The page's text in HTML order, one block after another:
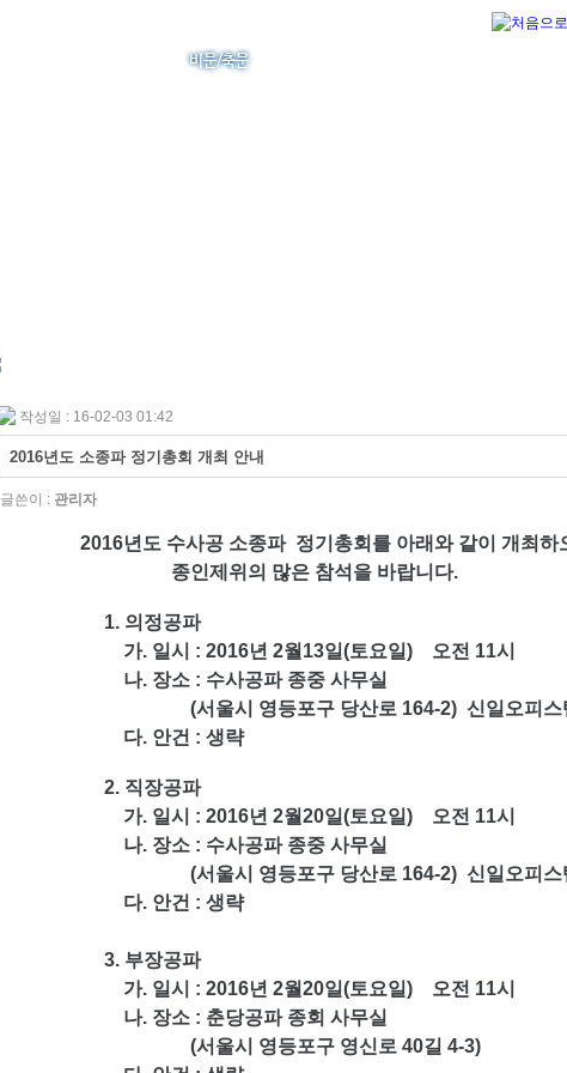
작성일 : 16-02-03 01:42
2016년도 소종파 정기총회 개최 안내
글쓴이 : 관리자
2016년도 수사공 소종파 정기총회를 아래와 같이 개최하
종인제위의 많은 참석을 바랍니다.
1. 의정공파
가. 일시 : 2016년 2월13일(토요일) 오전 11시
나. 장소 : 수사공파 종중 사무실
(서울시 영등포구 당산로 164-2) 신일오피스텔
다. 안건 : 생략
2. 직장공파
가. 일시 : 2016년 2월20일(토요일) 오전 11시
나. 장소 : 수사공파 종중 사무실
(서울시 영등포구 당산로 164-2) 신일오피스텔
다. 안건 : 생략
3. 부장공파
가. 일시 : 2016년 2월20일(토요일) 오전 11시
나. 장소 : 춘당공파 종회 사무실
(서울시 영등포구 영신로 40길 4-3)